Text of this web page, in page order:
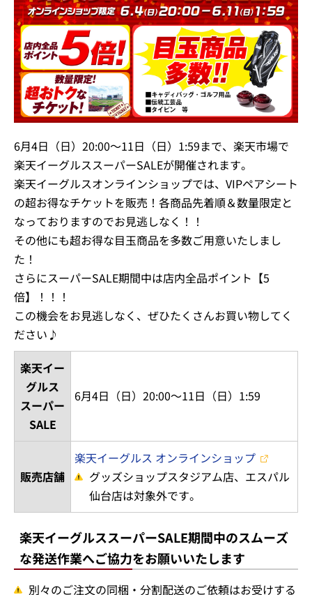
6月4日（日）20:00～11日（日）1:59まで、楽天市場で
楽天イーグルススーパーSALEが開催されます。
楽天イーグルスオンラインショップでは、VIPペアシート
の超お得なチケットを販売！各商品先着順＆数量限定と
なっておりますのでお見逃しなく！！
その他にも超お得な目玉商品を多数ご用意いたしまし
た！
さらにスーパーSALE期間中は店内全品ポイント【5
倍】！！！
この機会をお見逃しなく、ぜひたくさんお買い物してく
ださい♪
楽天イー
グルス
スーパー
SALE
6月4日（日）20:00～11日（日）1:59
販売店舗
楽天イーグルス オンラインショップ
グッズショップスタジアム店、エスパル
仙台店は対象外です。
楽天イーグルススーパーSALE期間中のスムーズ
な発送作業へご協力をお願いいたします
別々のご注文の同梱・分割配送のご依頼はお受けする